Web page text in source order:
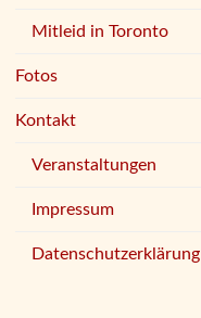
Mitleid in Toronto
Fotos
Kontakt
Veranstaltungen
Impressum
Datenschutzerklärung